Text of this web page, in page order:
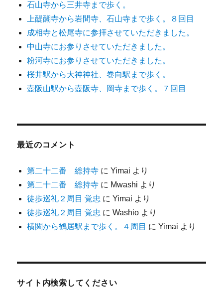
石山寺から三井寺まで歩く。
上醍醐寺から岩間寺、石山寺まで歩く。８回目
成相寺と松尾寺に参拝させていただきました。
中山寺にお参りさせていただきました。
粉河寺にお参りさせていただきました。
桜井駅から大神神社、巻向駅まで歩く。
壺阪山駅から壺阪寺、岡寺まで歩く。７回目
最近のコメント
第二十二番 総持寺 に Yimai より
第二十二番 総持寺 に Mwashi より
徒歩巡礼２周目 覚忠 に Yimai より
徒歩巡礼２周目 覚忠 にWashio より
横関から鶴居駅まで歩く。４周目 に Yimai より
サイト内検索してください